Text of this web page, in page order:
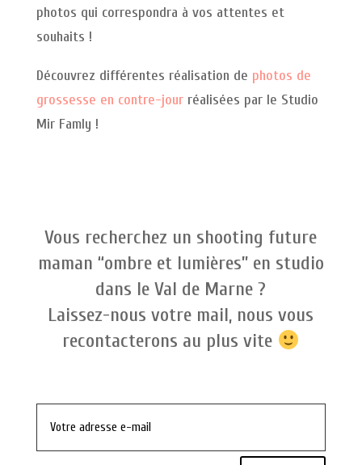
photos qui correspondra à vos attentes et
souhaits !
Découvrez différentes réalisation de photos de
grossesse en contre-jourréalisées par le Studio
Mir Famly !
Vous recherchez un shooting future
maman “ombre et lumières” en studio
dans le Val de Marne ?
Laissez-nous votre mail, nous vous
recontacterons au plus vite